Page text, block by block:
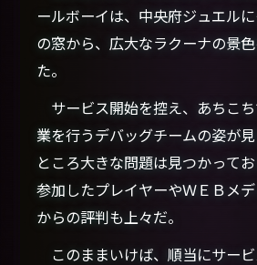
ールボーイは、中央府ジュエル
の窓から、広大なラクーナの景
た。
サービス開始を控え、あちこ
業を行うデバッグチームの姿が
ところ大きな問題は見つかって
参加したプレイヤーやＷＥＢメ
からの評判も上々だ。
このままいけば、順当にサー